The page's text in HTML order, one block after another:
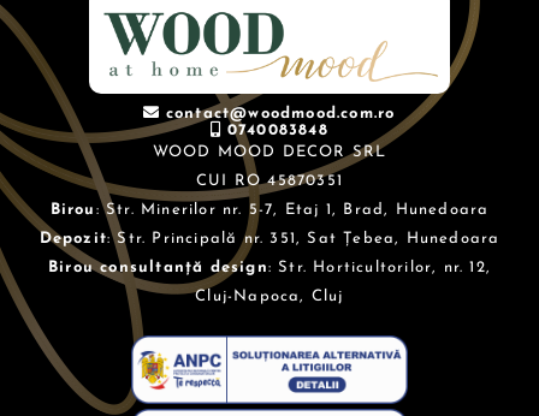
contact@woodmood.com.ro
0740083848
WOOD MOOD DECOR SRL
CUI RO 45870351
Birou : Str. Minerilor nr. 5-7, Etaj 1, Brad, Hunedoara
Depozit: Str. Principală nr. 351, Sat Țebea, Hunedoara
Birou consultanță design: Str. Horticultorilor, nr. 12,
Cluj-Napoca, Cluj